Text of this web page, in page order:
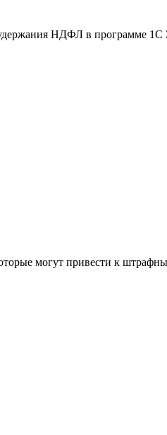
удержания НДФЛ в программе
могут привести к